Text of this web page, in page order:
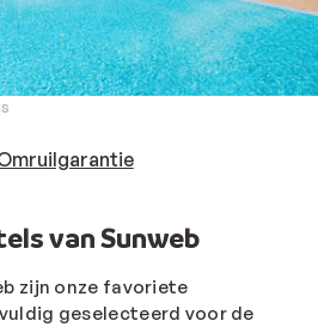
van Sunweb
zijn onze favoriete
geselecteerd voor de